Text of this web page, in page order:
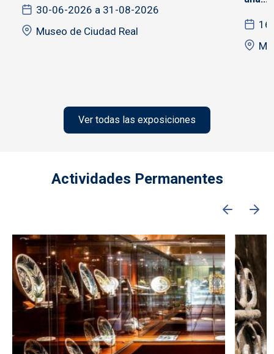
30-06-2026 a 31-08-2026
Museo de Ciudad Real
Ver todas las exposiciones
Actividades Permanentes